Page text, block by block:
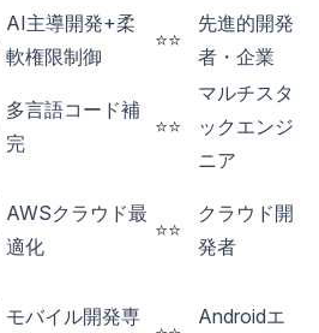
AI主導開発+柔
軟権限制御
⭐⭐
先進的開発
者・企業
多言語コード補
完
⭐⭐
マルチスタ
ックエンジ
ニア
AWSクラウド最
適化
⭐⭐
クラウド開
発者
モバイル開発専 Androidエ